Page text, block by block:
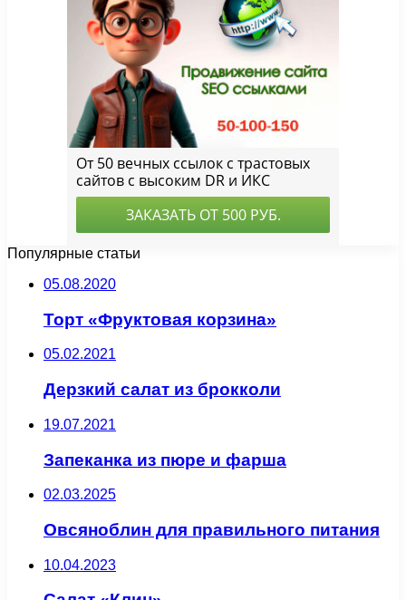
Популярные статьи
05.08.2020
Торт «Фруктовая корзина»
05.02.2021
Дерзкий салат из брокколи
19.07.2021
Запеканка из пюре и фарша
02.03.2025
Овсяноблин для правильного питания
10.04.2023